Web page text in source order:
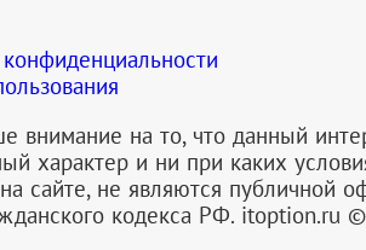
внимание на то, что данный
характер и ни при каких
сайте, не являются публичной
кодекса РФ. itoption.ru